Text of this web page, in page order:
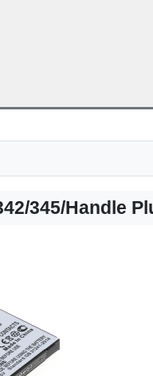
345/Handle